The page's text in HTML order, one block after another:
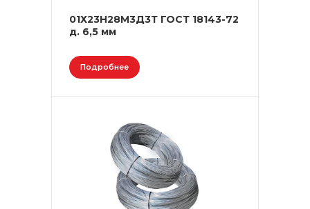
01Х23Н28М3Д3Т ГОСТ 18143-72
д. 6,5 мм
Подробнее